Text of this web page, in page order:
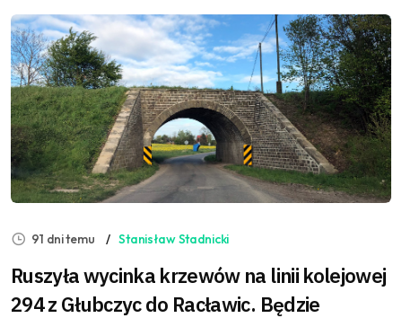
91 dni temu Stanisław Stadnicki
Ruszyła wycinka krzewów na linii kolejowej
294 z Głubczyc do Racławic. Będzie